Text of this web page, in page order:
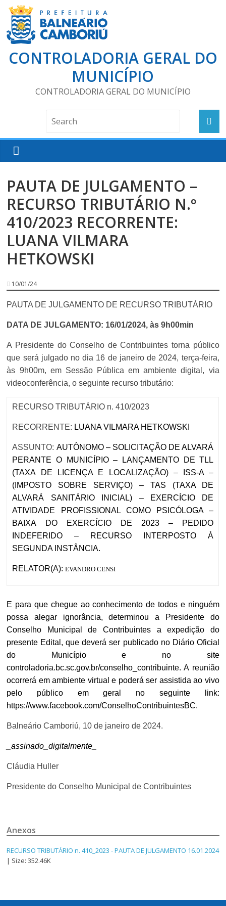
CONTROLADORIA GERAL DO
MUNICÍPIO
CONTROLADORIA GERAL DO MUNICÍPIO
PAUTA DE JULGAMENTO –
RECURSO TRIBUTÁRIO N.º
410/2023 RECORRENTE:
LUANA VILMARA
HETKOWSKI
10/01/24
PAUTA DE JULGAMENTO DE RECURSO TRIBUTÁRIO
DATA DE JULGAMENTO: 16/01/2024, às 9h00min
A Presidente do Conselho de Contribuintes torna público
que será julgado no dia 16 de janeiro de 2024, terça-feira,
às 9h00m, em Sessão Pública em ambiente digital, via
videoconferência, o seguinte recurso tributário:
RECURSO TRIBUTÁRIO n. 410/2023
RECORRENTE: LUANA VILMARA HETKOWSKI
ASSUNTO: AUTÔNOMO – SOLICITAÇÃO DE ALVARÁ
PERANTE O MUNICÍPIO – LANÇAMENTO DE TLL
(TAXA DE LICENÇA E LOCALIZAÇÃO) – ISS-A –
(IMPOSTO SOBRE SERVIÇO) – TAS (TAXA DE
ALVARÁ SANITÁRIO INICIAL) – EXERCÍCIO DE
ATIVIDADE PROFISSIONAL COMO PSICÓLOGA –
BAIXA DO EXERCÍCIO DE 2023 – PEDIDO
INDEFERIDO – RECURSO INTERPOSTO À
SEGUNDA INSTÂNCIA.
RELATOR(A):EVANDRO CENSI
E para que chegue ao conhecimento de todos e ninguém
possa alegar ignorância, determinou a Presidente do
Conselho Municipal de Contribuintes a expedição do
presente Edital, que deverá ser publicado no Diário Oficial
do Município e no site
controladoria.bc.sc.gov.br/conselho_contribuinte. A reunião
ocorrerá em ambiente virtual e poderá ser assistida ao vivo
pelo público em geral no seguinte link:
https://www.facebook.com/ConselhoContribuintesBC.
Balneário Camboriú, 10 de janeiro de 2024.
_assinado_digitalmente_
Cláudia Huller
Presidente do Conselho Municipal de Contribuintes
Anexos
RECURSO TRIBUTÁRIO n. 410_2023 - PAUTA DE JULGAMENTO 16.01.2024
| Size: 352.46K